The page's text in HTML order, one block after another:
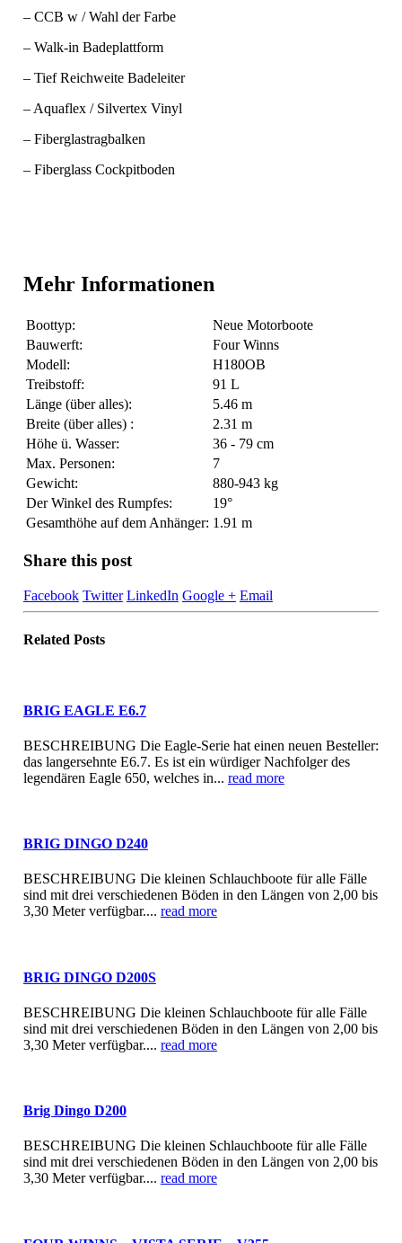
– CCB w / Wahl der Farbe
– Walk-in Badeplattform
– Tief Reichweite Badeleiter
– Aquaflex / Silvertex Vinyl
– Fiberglastragbalken
– Fiberglass Cockpitboden
Mehr Informationen
Boottyp:
Neue Motorboote
Bauwerft:
Four Winns
Modell:
H180OB
Treibstoff:
91 L
Länge (über alles):
5.46 m
Breite (über alles) :
2.31 m
Höhe ü. Wasser:
36 - 79 cm
Max. Personen:
7
Gewicht:
880-943 kg
Der Winkel des Rumpfes:
19°
Gesamthöhe auf dem Anhänger: 1.91 m
Share this post
Facebook Twitter LinkedIn Google + Email
Related Posts
BRIG EAGLE E6.7
BESCHREIBUNG Die Eagle-Serie hat einen neuen Besteller:
das langersehnte E6.7. Es ist ein würdiger Nachfolger des
legendären Eagle 650, welches in... read more
BRIG DINGO D240
BESCHREIBUNG Die kleinen Schlauchboote für alle Fälle
sind mit drei verschiedenen Böden in den Längen von 2,00 bis
3,30 Meter verfügbar.... read more
BRIG DINGO D200S
BESCHREIBUNG Die kleinen Schlauchboote für alle Fälle
sind mit drei verschiedenen Böden in den Längen von 2,00 bis
3,30 Meter verfügbar.... read more
Brig Dingo D200
BESCHREIBUNG Die kleinen Schlauchboote für alle Fälle
sind mit drei verschiedenen Böden in den Längen von 2,00 bis
3,30 Meter verfügbar.... read more